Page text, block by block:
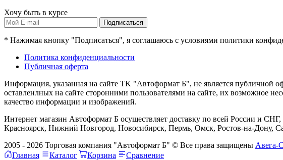
Хочу быть в курсе
Подписаться
* Нажимая кнопку "Подписаться", я соглашаюсь с условиями политики
Политика конфиденциальности
Публичная оферта
Информация, указанная на сайте TK "Автоформат Б", не является публичной
оставленлных на сайте сторонними пользователями на сайте, их возможное
качество информации и изображений.
Интернет магазин Автоформат Б осуществляет доставку по всей России и
Красноярск, Нижний Новгород, Новосибирск, Пермь, Омск, Ростов-на-Дону,
2005 - 2026 Торговая компания "Автоформат Б" © Все права защищены Авега-
Главная
Каталог Корзина
Сравнение